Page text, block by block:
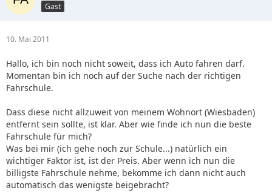
Gast
10. Mai 2011
Hallo, ich bin noch nicht soweit, dass ich Auto fahren darf.
Momentan bin ich noch auf der Suche nach der richtigen
Fahrschule.
Dass diese nicht allzuweit von meinem Wohnort (Wiesbaden)
entfernt sein sollte, ist klar. Aber wie finde ich nun die beste
Fahrschule für mich?
Was bei mir (ich gehe noch zur Schule...) natürlich ein
wichtiger Faktor ist, ist der Preis. Aber wenn ich nun die
billigste Fahrschule nehme, bekomme ich dann nicht auch
automatisch das wenigste beigebracht?